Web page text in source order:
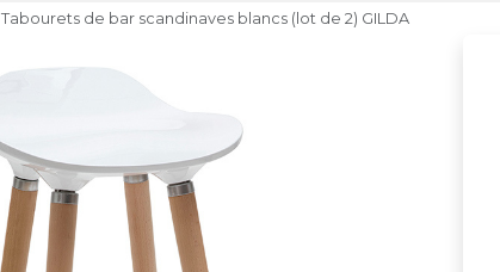
Tabourets de bar scandinaves blancs (lot de 2) GILDA